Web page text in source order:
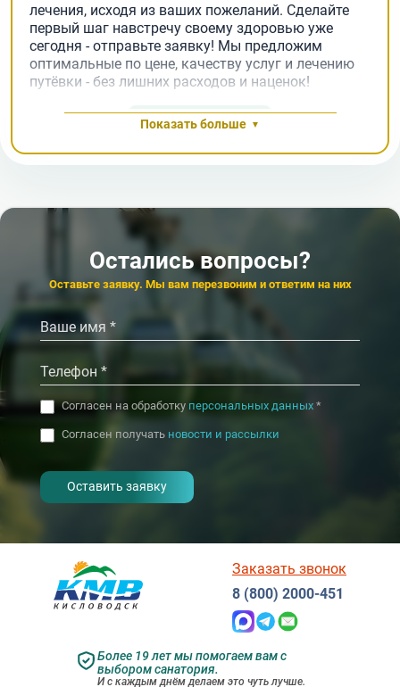
лечения, исходя из ваших пожеланий. Сделайте
первый шаг навстречу своему здоровью уже
сегодня - отправьте заявку! Мы предложим
оптимальные по цене, качеству услуг и лечению
путёвки - без лишних расходов и наценок!
Заявка на подбор
Показать больше
Остались вопросы?
Оставьте заявку. Мы вам перезвоним и ответим на них
Согласен на обработку персональных данных*
Согласен получать новости и рассылки
Более 19 лет мы помогаем вам с
выбором санатория.
И с каждым днём делаем это чуть лучше.
Заказать звонок
8 (800) 2000-451